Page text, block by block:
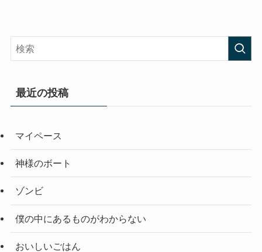
最近の投稿
マイペース
神様のボート
ゾンビ
僕の中にあるものがわからない
おいしいごはん